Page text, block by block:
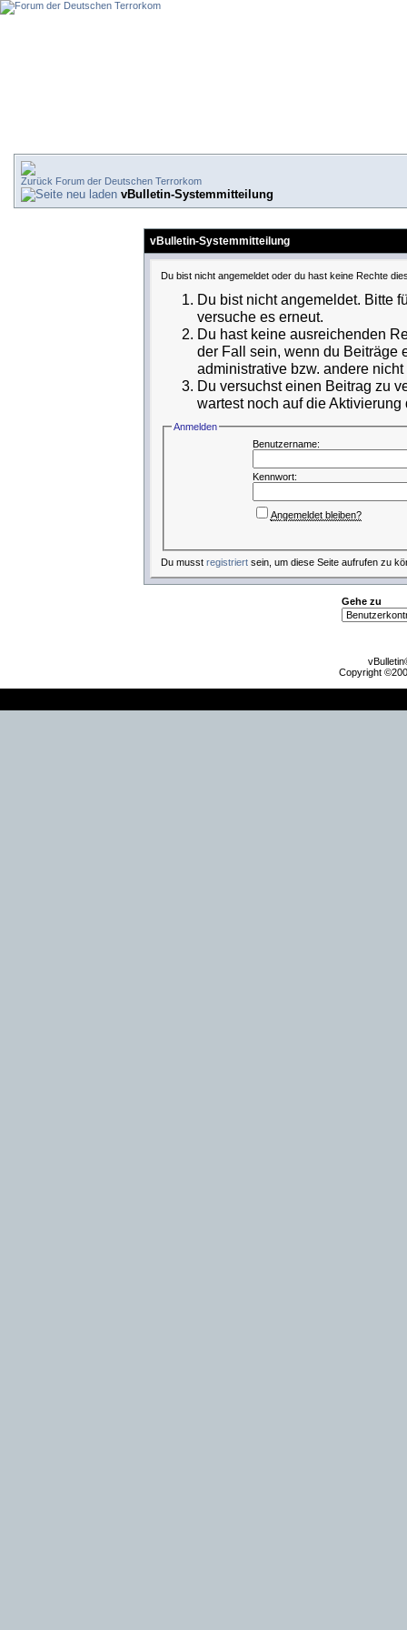
Forum der Deutschen Terrorkom
vBulletin-Systemmitteilung
vBulletin-Systemmitteilung
Du bist nicht angemeldet oder du hast keine Rechte
Du bist nicht angemeldet. Bitte
versuche es erneut.
Du hast keine ausreichenden
der Fall sein, wenn du Beiträge
administrative bzw. andere
Du versuchst einen Beitrag zu
wartest noch auf die
Anmelden
Benutzername:
Kennwort:
Angemeldet bleiben?
Du musst registriertsein, um diese Seite aufrufen zu
Gehe zu
Copyright